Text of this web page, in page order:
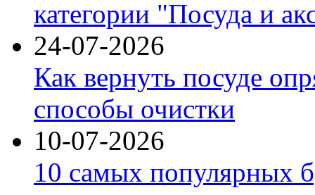
категории "Посуда и
24-07-2026
Как вернуть посуде
способы очистки
10-07-2026
10 самых популярных